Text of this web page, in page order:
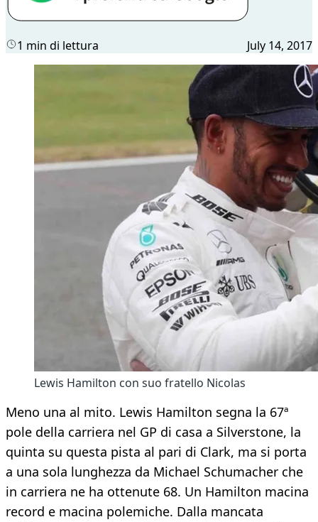
1 min di lettura July 14, 2017
Lewis Hamilton con suo fratello Nicolas
Meno una al mito. Lewis Hamilton segna la 67ª
pole della carriera nel GP di casa a Silverstone, la
quinta su questa pista al pari di Clark, ma si porta
a una sola lunghezza da Michael Schumacher che
in carriera ne ha ottenute 68. Un Hamilton macina
record e macina polemiche. Dalla mancata